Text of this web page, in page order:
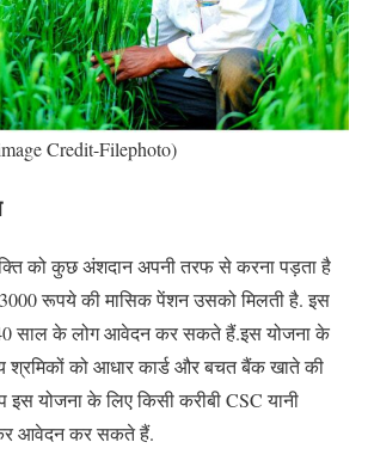
Credit-Filephoto)
को कुछ अंशदान अपनी तरफ से करना पड़ता है
रूपये की मासिक पेंशन उसको मिलती है. इस
साल के लोग आवेदन कर सकते हैं.इस योजना के
को आधार कार्ड और बचत बैंक खाते की
योजना के लिए किसी करीबी CSC यानी
आवेदन कर सकते हैं.